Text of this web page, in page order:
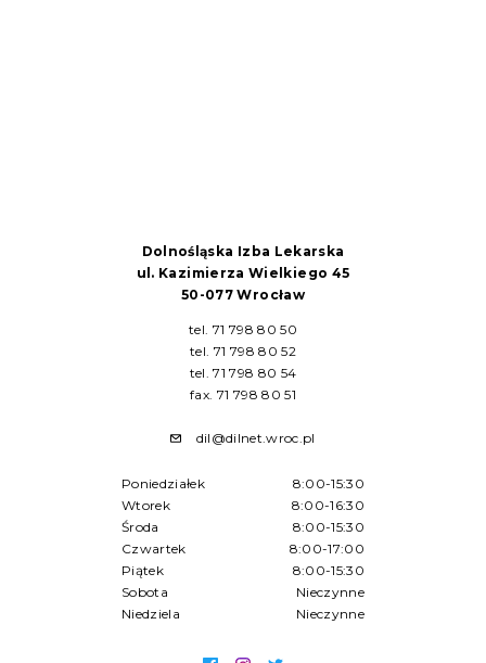
Dolnośląska Izba Lekarska
ul. Kazimierza Wielkiego 45
50-077 Wrocław
tel. 71 798 80 50
tel. 71 798 80 52
tel. 71 798 80 54
fax. 71 798 80 51
dil@dilnet.wroc.pl
Poniedziałek
8:00-15:30
Wtorek
8:00-16:30
Środa
8:00-15:30
Czwartek
8:00-17:00
Piątek
8:00-15:30
Sobota
Nieczynne
Niedziela
Nieczynne